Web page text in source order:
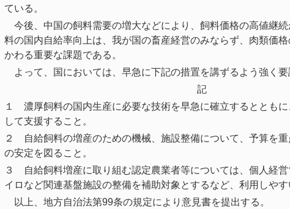
ている。
今後、中国の飼料需要の増大などにより、飼料価格の高値継
料の国内自給率向上は、我が国の畜産経営のみならず、肉類価
かわる重要な課題である。
よって、国においては、早急に下記の措置を講ずるよう強く要
記
１ 濃厚飼料の国内生産に必要な技術を早急に確立するととも
して支援すること。
２ 自給飼料の増産のための機械、施設整備について、予算を
の安定を図ること。
３ 自給飼料増産に取り組む認定農業者等については、個人経
イロなど関連基盤施設の整備を補助対象とするなど、利用しやす
以上、地方自治法第99条の規定により意見書を提出する。